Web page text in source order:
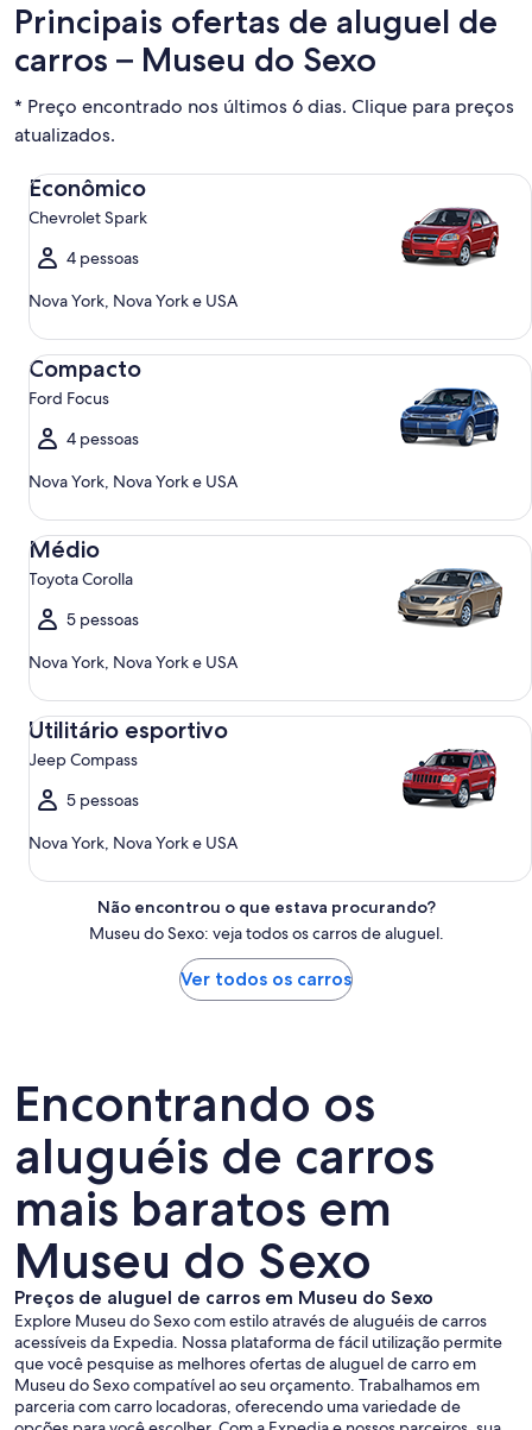
Principais ofertas de aluguel de
carros – Museu do Sexo
* Preço encontrado nos últimos 6 dias. Clique para preços
atualizados.
Econômico
Chevrolet Spark
4 pessoas
Nova York, Nova York e USA
Econômico Chevrolet Spark
Compacto
Ford Focus
4 pessoas
Nova York, Nova York e USA
Compacto Ford Focus
Médio
Toyota Corolla
5 pessoas
Nova York, Nova York e USA
Médio Toyota Corolla
Utilitário esportivo
Jeep Compass
5 pessoas
Nova York, Nova York e USA
Utilitário esportivo Jeep Compass
Não encontrou o que estava procurando?
Museu do Sexo: veja todos os carros de aluguel.
Ver todos os carros
Encontrando os
aluguéis de carros
mais baratos em
Museu do Sexo
Preços de aluguel de carros em Museu do Sexo
Explore Museu do Sexo com estilo através de aluguéis de carros
acessíveis da Expedia. Nossa plataforma de fácil utilização permite
que você pesquise as melhores ofertas de aluguel de carro em
Museu do Sexo compatível ao seu orçamento. Trabalhamos em
parceria com carro locadoras, oferecendo uma variedade de